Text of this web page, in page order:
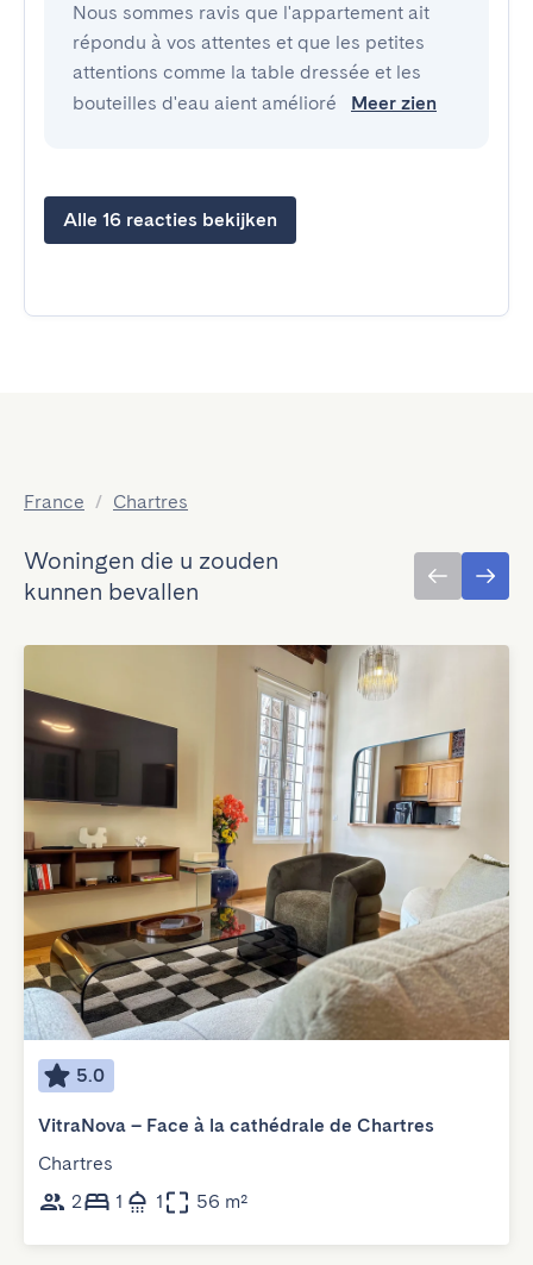
Nous sommes ravis que l'appartement ait
répondu à vos attentes et que les petites
attentions comme la table dressée et les
bouteilles d'eau aient amélioré
Meer zien
Alle 16 reacties bekijken
France / Chartres
Woningen die u zouden
kunnen bevallen
5.0
VitraNova – Face à la cathédrale de Chartres
Chartres
2
1 1 56 m²